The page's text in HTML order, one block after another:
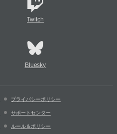
Twitch
Bluesky
プライバシーポリシー
サポートセンター
ルール＆ポリシー